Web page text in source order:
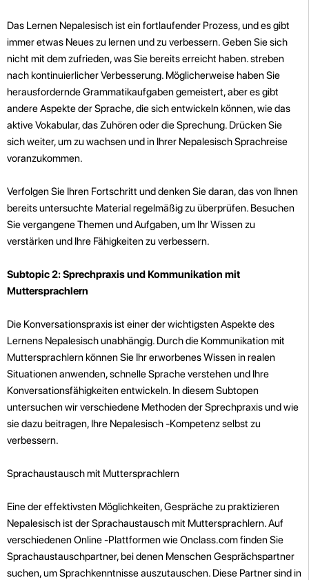
Das Lernen Nepalesisch ist ein fortlaufender Prozess, und es gibt
immer etwas Neues zu lernen und zu verbessern. Geben Sie sich
nicht mit dem zufrieden, was Sie bereits erreicht haben. streben
nach kontinuierlicher Verbesserung. Möglicherweise haben Sie
herausfordernde Grammatikaufgaben gemeistert, aber es gibt
andere Aspekte der Sprache, die sich entwickeln können, wie das
aktive Vokabular, das Zuhören oder die Sprechung. Drücken Sie
sich weiter, um zu wachsen und in Ihrer Nepalesisch Sprachreise
voranzukommen.
Verfolgen Sie Ihren Fortschritt und denken Sie daran, das von Ihnen
bereits untersuchte Material regelmäßig zu überprüfen. Besuchen
Sie vergangene Themen und Aufgaben, um Ihr Wissen zu
verstärken und Ihre Fähigkeiten zu verbessern.
Subtopic 2: Sprechpraxis und Kommunikation mit
Muttersprachlern
Die Konversationspraxis ist einer der wichtigsten Aspekte des
Lernens Nepalesisch unabhängig. Durch die Kommunikation mit
Muttersprachlern können Sie Ihr erworbenes Wissen in realen
Situationen anwenden, schnelle Sprache verstehen und Ihre
Konversationsfähigkeiten entwickeln. In diesem Subtopen
untersuchen wir verschiedene Methoden der Sprechpraxis und wie
sie dazu beitragen, Ihre Nepalesisch -Kompetenz selbst zu
verbessern.
Sprachaustausch mit Muttersprachlern
Eine der effektivsten Möglichkeiten, Gespräche zu praktizieren
Nepalesisch ist der Sprachaustausch mit Muttersprachlern. Auf
verschiedenen Online -Plattformen wie Onclass.com finden Sie
Sprachaustauschpartner, bei denen Menschen Gesprächspartner
suchen, um Sprachkenntnisse auszutauschen. Diese Partner sind in